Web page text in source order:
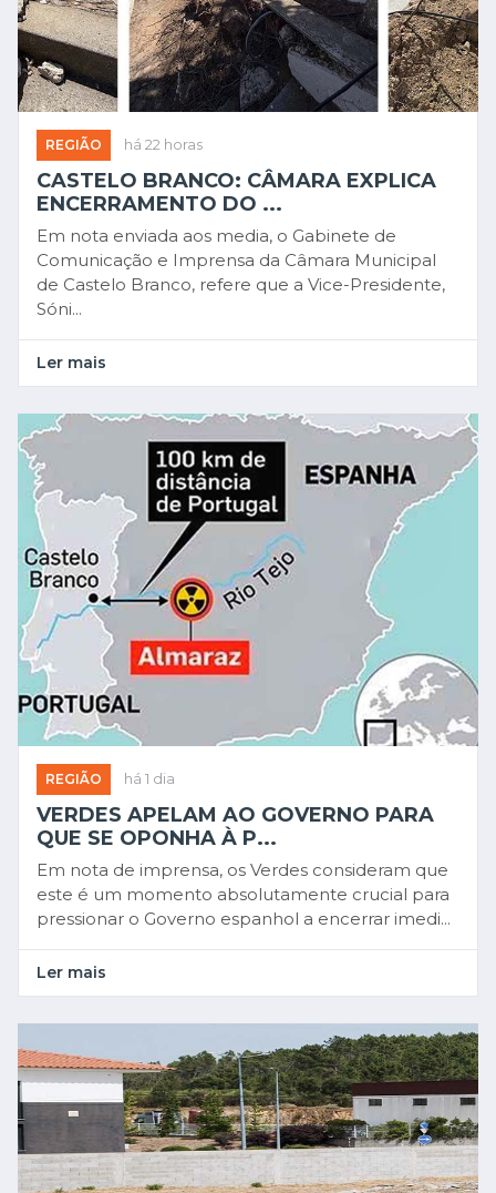
REGIÃO há 22 horas
CASTELO BRANCO: CÂMARA EXPLICA
ENCERRAMENTO DO ...
Em nota enviada aos media, o Gabinete de
Comunicação e Imprensa da Câmara Municipal
de Castelo Branco, refere que a Vice-Presidente,
Sóni...
Ler mais
REGIÃO há 1 dia
VERDES APELAM AO GOVERNO PARA
QUE SE OPONHA À P...
Em nota de imprensa, os Verdes consideram que
este é um momento absolutamente crucial para
pressionar o Governo espanhol a encerrar imedi...
Ler mais